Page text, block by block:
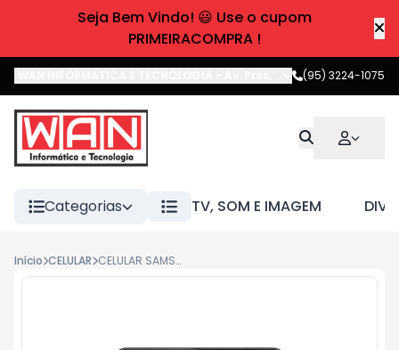
Seja Bem Vindo! 😃 Use o cupom
PRIMEIRACOMPRA !
Av. Pres. Castelo Branco,Boa
(95) 3224-1075
Categorias TV, SOM E IMAGEM
Início CELULAR CELULAR SAMSUNG A175F GALAXY A17 256GB / 8GB RAM PRETO